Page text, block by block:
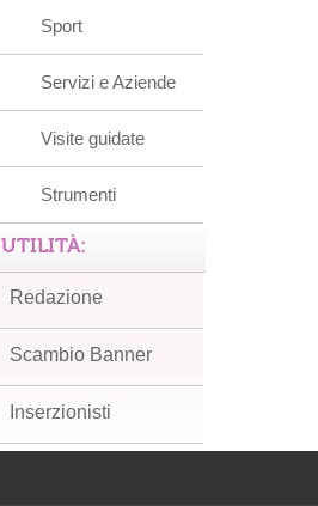
Sport
Servizi e Aziende
Visite guidate
Strumenti
UTILITÀ:
Redazione
Scambio Banner
Inserzionisti